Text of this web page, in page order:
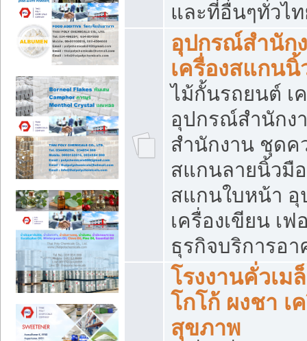
และที่อื่นๆทั่วไ
อุปกรณ์สำนัก
เครื่องสแกนนิ้
ไม้กั้นรถยนต์ เ
อุปกรณ์สำนักง
สำนักงาน ชุดค
สแกนลายนิ้วมื
สแกนใบหน้า
เครื่องเขียน เ
ธุรกิจบริการอ
โรงงานคั่วเม
โกโก้ ผงชา เ
สุขภาพ